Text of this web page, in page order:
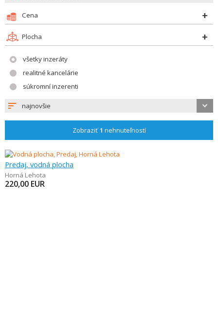
Cena
Plocha
všetky inzeráty
realitné kancelárie
súkromní inzerenti
najnovšie
Zobraziť1 nehnuteľností
Predaj, vodná plocha
Horná Lehota
220,00 EUR